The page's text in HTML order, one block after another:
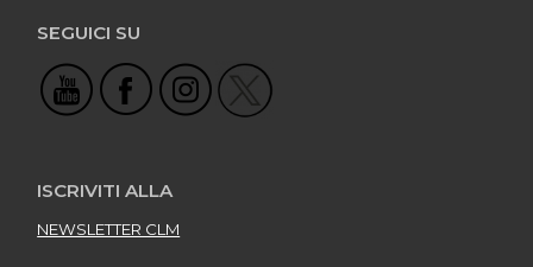
SEGUICI SU
ISCRIVITI ALLA
NEWSLETTER CLM